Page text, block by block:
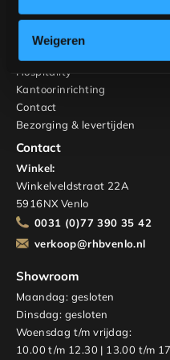
Weigeren
RHB Home & Living
Hospitality
Kantoorinrichting
Contact
Bezorging & levertijden
Contact
Winkel:
Winkelveldstraat 22A
5916NX Venlo
0031 (0)77 390 35 42
verkoop@rhbvenlo.nl
Showroom
Maandag: gesloten
Dinsdag: gesloten
Woensdag t/m vrijdag:
10.00 t/m 12.30 | 13.00 t/m